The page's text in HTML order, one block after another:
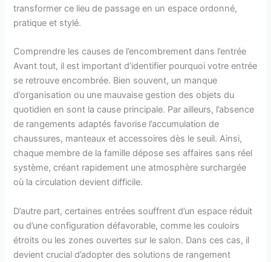
transformer ce lieu de passage en un espace ordonné,
pratique et stylé.
Comprendre les causes de l’encombrement dans l’entrée
Avant tout, il est important d’identifier pourquoi votre entrée
se retrouve encombrée. Bien souvent, un manque
d’organisation ou une mauvaise gestion des objets du
quotidien en sont la cause principale. Par ailleurs, l’absence
de rangements adaptés favorise l’accumulation de
chaussures, manteaux et accessoires dès le seuil. Ainsi,
chaque membre de la famille dépose ses affaires sans réel
système, créant rapidement une atmosphère surchargée
où la circulation devient difficile.
D’autre part, certaines entrées souffrent d’un espace réduit
ou d’une configuration défavorable, comme les couloirs
étroits ou les zones ouvertes sur le salon. Dans ces cas, il
devient crucial d’adopter des solutions de rangement